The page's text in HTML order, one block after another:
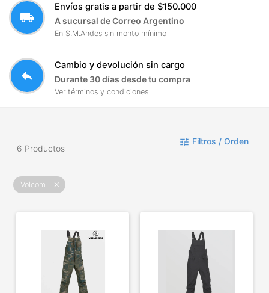
local_shipping
Envíos gratis a partir de $150.000
A sucursal de Correo Argentino
En S.M.Andes sin monto mínimo
reply
Cambio y devolución sin cargo
Durante 30 días desde tu compra
Ver términos y condiciones
6 Productos
tune Filtros / Orden
Volcom close